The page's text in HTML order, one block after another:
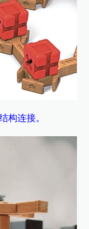
构连接。